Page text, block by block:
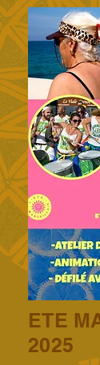
ETE
2025